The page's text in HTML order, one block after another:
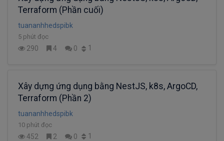
Terraform (Phần cuối)
tuananhhedspibk
5 phút đọc
290 4 0 1
Xây dựng ứng dụng bằng NestJS, k8s, ArgoCD,
Terraform (Phần 2)
tuananhhedspibk
10 phút đọc
452 2 0 1